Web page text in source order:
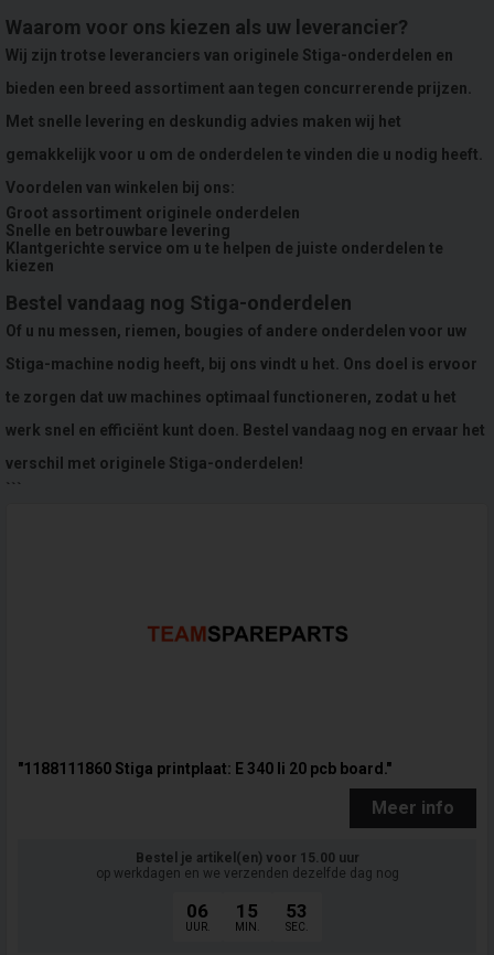
Waarom voor ons kiezen als uw leverancier?
Wij zijn trotse leveranciers van originele Stiga-onderdelen en
bieden een breed assortiment aan tegen concurrerende prijzen.
Met snelle levering en deskundig advies maken wij het
gemakkelijk voor u om de onderdelen te vinden die u nodig heeft.
Voordelen van winkelen bij ons:
Groot assortiment originele onderdelen
Snelle en betrouwbare levering
Klantgerichte service om u te helpen de juiste onderdelen te
kiezen
Bestel vandaag nog Stiga-onderdelen
Of u nu messen, riemen, bougies of andere onderdelen voor uw
Stiga-machine nodig heeft, bij ons vindt u het. Ons doel is ervoor
te zorgen dat uw machines optimaal functioneren, zodat u het
werk snel en efficiënt kunt doen. Bestel vandaag nog en ervaar het
verschil met originele Stiga-onderdelen!
```
"1188111860 Stiga printplaat: E 340 li 20 pcb board."
Meer info
Bestel je artikel(en) voor 15.00 uur
op werkdagen en we verzenden dezelfde dag nog
06
UUR.
15
MIN.
52
SEC.